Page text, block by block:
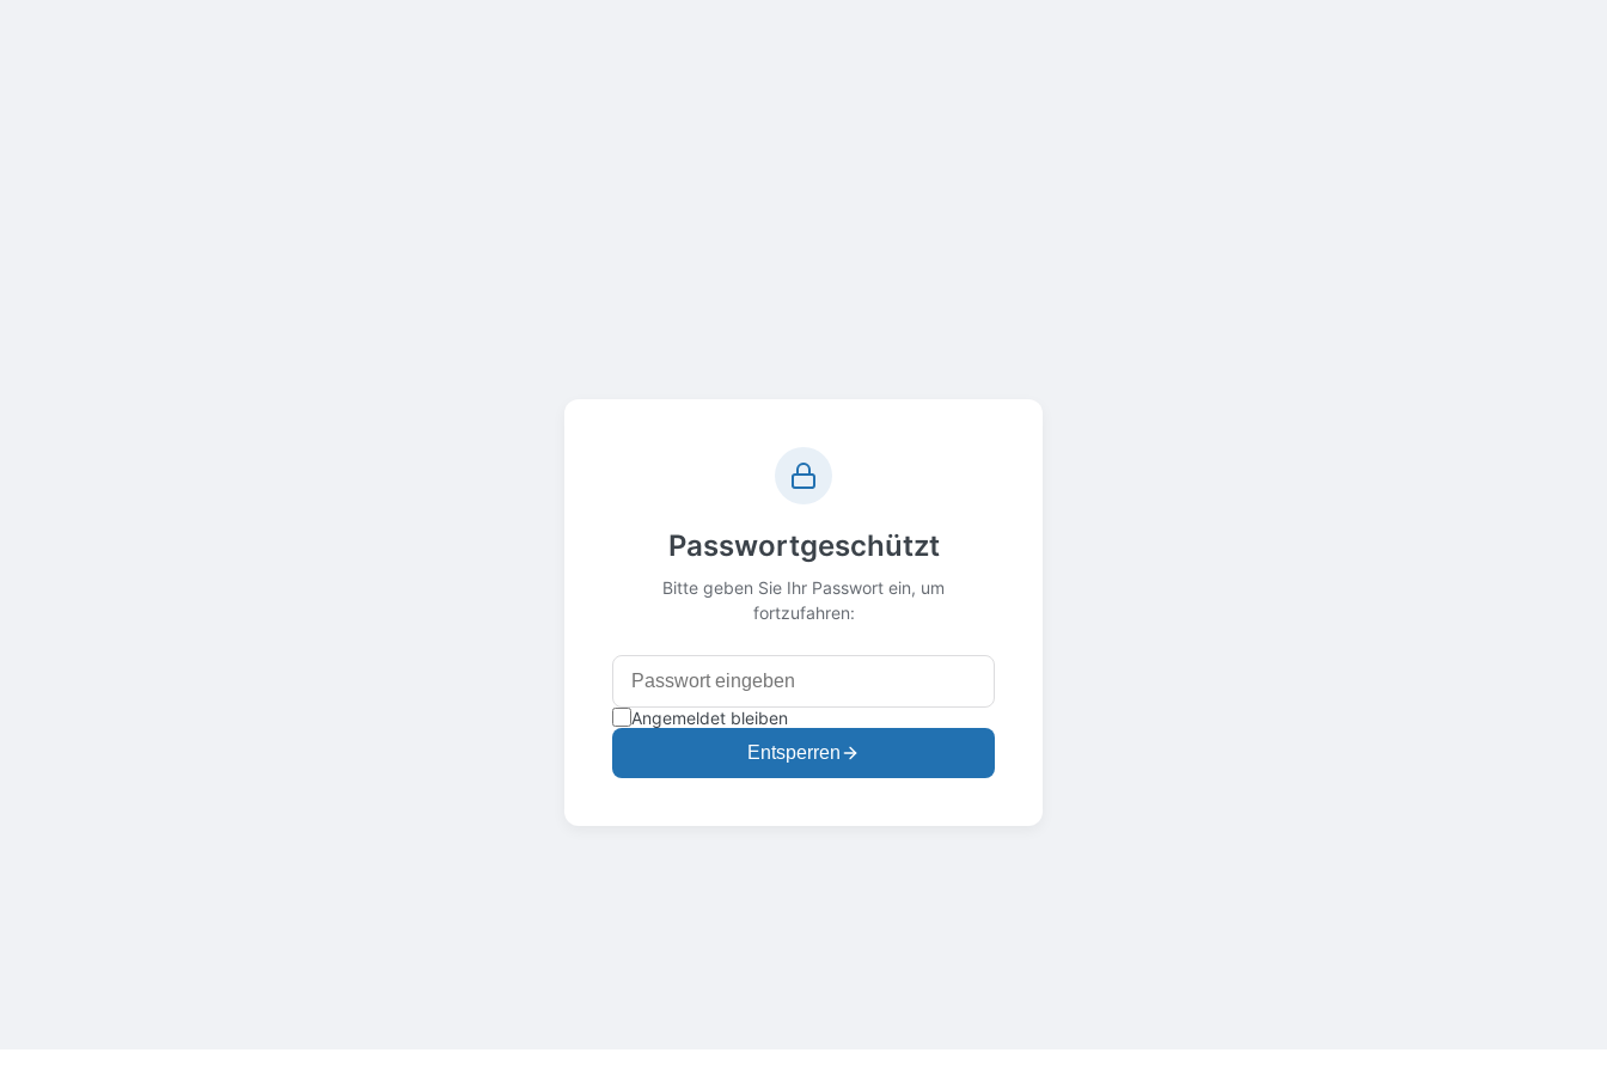
Passwortgeschützt
Bitte geben Sie Ihr Passwort ein, um
fortzufahren:
Angemeldet bleiben
Entsperren